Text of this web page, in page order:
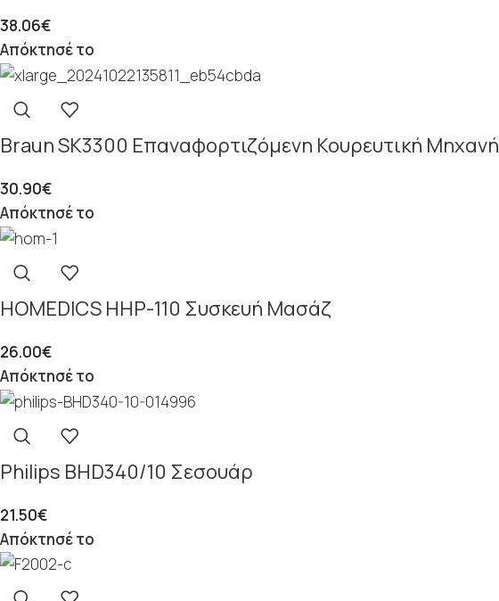
38.06€
Απόκτησέ το
Braun SK3300 Επαναφορτιζόμενη Κουρευτική Μηχανή
30.90€
Απόκτησέ το
HOMEDICS HHP-110 Συσκευή Μασάζ
26.00€
Απόκτησέ το
Philips BHD340/10 Σεσουάρ
21.50€
Απόκτησέ το